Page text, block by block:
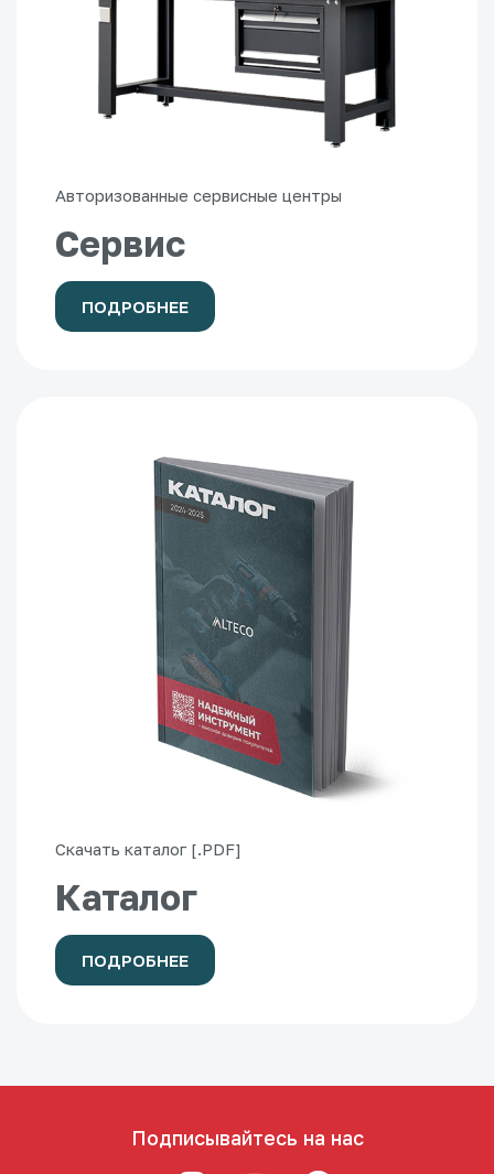
Авторизованные сервисные центры
Сервис
ПОДРОБНЕЕ
Скачать каталог [.PDF]
Каталог
ПОДРОБНЕЕ
Подписывайтесь на нас